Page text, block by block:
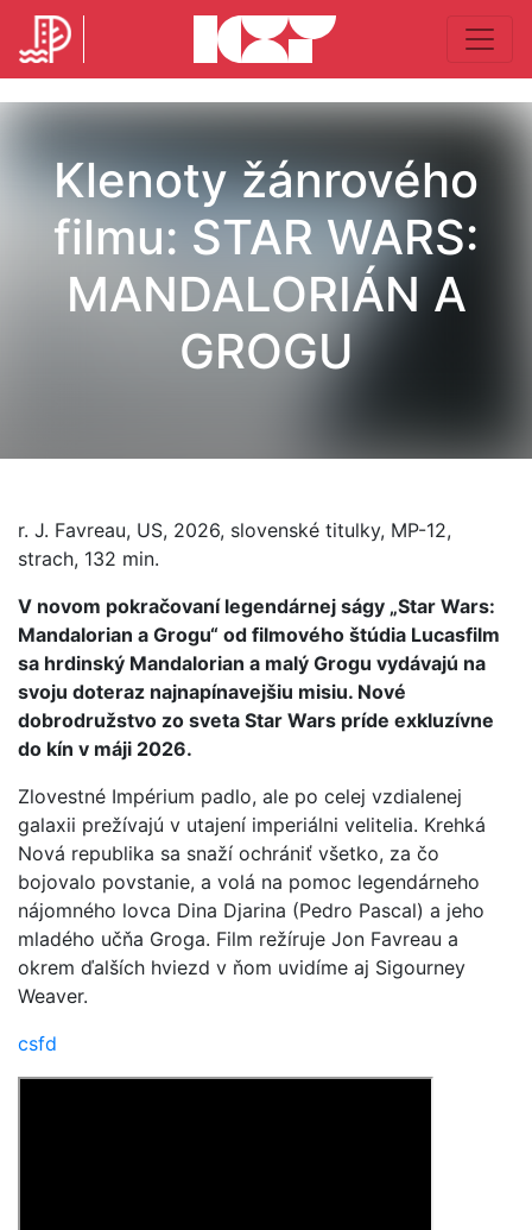
Klenoty žánrového
filmu: STAR WARS:
MANDALORIÁN A
GROGU
r. J. Favreau, US, 2026, slovenské titulky, MP-12,
strach, 132 min.
V novom pokračovaní legendárnej ságy „Star Wars:
Mandalorian a Grogu“ od filmového štúdia Lucasfilm
sa hrdinský Mandalorian a malý Grogu vydávajú na
svoju doteraz najnapínavejšiu misiu. Nové
dobrodružstvo zo sveta Star Wars príde exkluzívne
do kín v máji 2026.
Zlovestné Impérium padlo, ale po celej vzdialenej
galaxii prežívajú v utajení imperiálni velitelia. Krehká
Nová republika sa snaží ochrániť všetko, za čo
bojovalo povstanie, a volá na pomoc legendárneho
nájomného lovca Dina Djarina (Pedro Pascal) a jeho
mladého učňa Groga. Film režíruje Jon Favreau a
okrem ďalších hviezd v ňom uvidíme aj Sigourney
Weaver.
csfd